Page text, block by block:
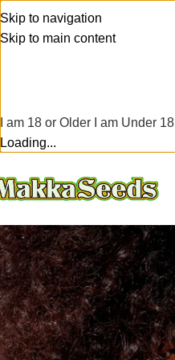
I am 18 or Older
I am Under 18
Loading...
Skip to navigation
Skip to main content